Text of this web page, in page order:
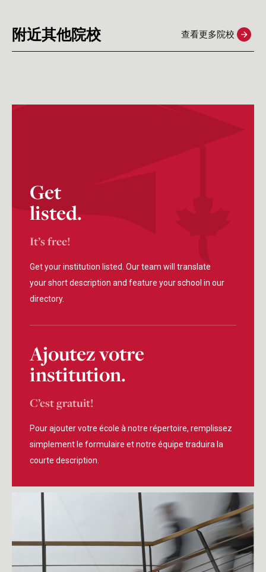
附近其他院校 查看更多院校
道格拉斯学院 艾米丽卡尔大学
Get
listed.
It’s free!
Get your institution listed. Our team will translate
your short description and feature your school in our
directory.
Ajoutez votre
institution.
C’est gratuit!
Pour ajouter votre école à notre répertoire, remplissez
simplement le formulaire et notre équipe traduira la
courte description.